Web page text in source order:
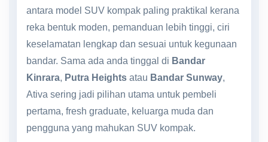
antara model SUV kompak paling praktikal kerana
reka bentuk moden, pemanduan lebih tinggi, ciri
keselamatan lengkap dan sesuai untuk kegunaan
bandar. Sama ada anda tinggal di Bandar
Kinrara, Putra Heights atau Bandar Sunway,
Ativa sering jadi pilihan utama untuk pembeli
pertama, fresh graduate, keluarga muda dan
pengguna yang mahukan SUV kompak.